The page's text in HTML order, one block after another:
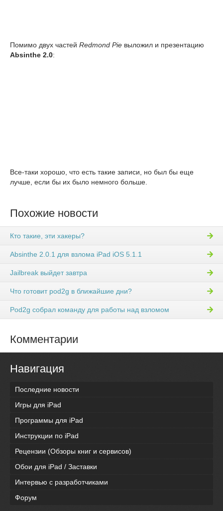
Помимо двух частей Redmond Pie выложил и презентацию
Absinthe 2.0:
Все-таки хорошо, что есть такие записи, но был бы еще
лучше, если бы их было немного больше.
Похожие новости
Кто такие, эти хакеры?
Absinthe 2.0.1 для взлома iPad iOS 5.1.1
Jailbreak выйдет завтра
Что готовит pod2g в ближайшие дни?
Pod2g собрал команду для работы над взломом
Комментарии
Навигация
Последние новости
Игры для iPad
Программы для iPad
Инструкции по iPad
Рецензии (Обзоры книг и сервисов)
Обои для iPad / Заставки
Интервью с разработчиками
Форум